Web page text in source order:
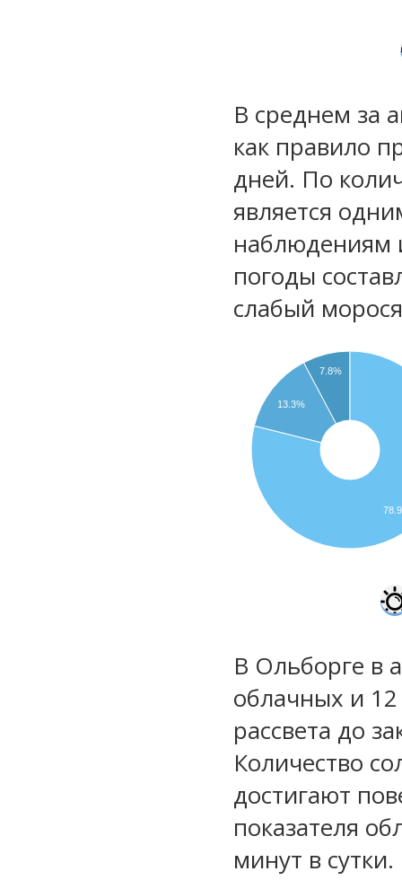
В среднем за
как правило
дней. По
является
наблюдениям
погоды
слабый
7.8%
13.3%
В Ольборге в
облачных и
рассвета до
Количество
достигают
показателя
минут в сутки.